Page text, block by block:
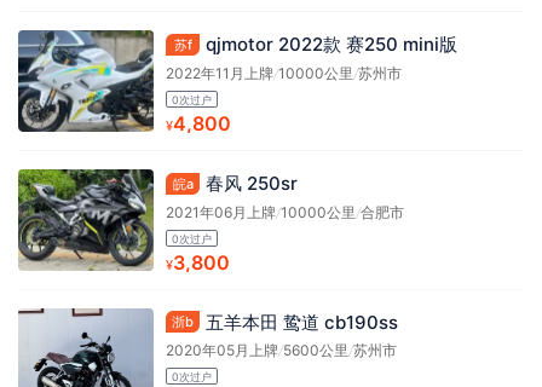
苏f qjmotor 2022款 赛250 mini版
2022年11月上牌/10000公里 /苏州市
0次过户
¥4,800
皖a 春风 250sr
2021年06月上牌/10000公里 /合肥市
0次过户
¥3,800
浙b 五羊本田 鸷道 cb190ss
2020年05月上牌/5600公里/苏州市
0次过户